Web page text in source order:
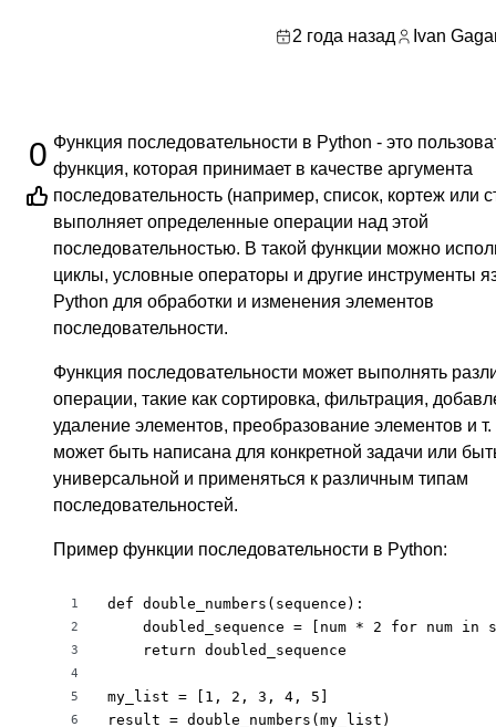
2 года назад Ivan
0 Функция последовательности в Python - это
функция, которая принимает в качестве аргумента
последовательность (например, список, кортеж или
выполняет определенные операции над этой
последовательностью. В такой функции можно
циклы, условные операторы и другие инструменты
Python для обработки и изменения элементов
последовательности.
Функция последовательности может выполнять
операции, такие как сортировка, фильтрация,
удаление элементов, преобразование элементов и
может быть написана для конкретной задачи или
универсальной и применяться к различным типам
последовательностей.
Пример функции последовательности в Python:
1
2
3
4
5
6
def double_numbers(sequence):
doubled_sequence = [num * 2 for num in
    return doubled_sequence
my_list = [1, 2, 3, 4, 5]
result = double_numbers(my_list)